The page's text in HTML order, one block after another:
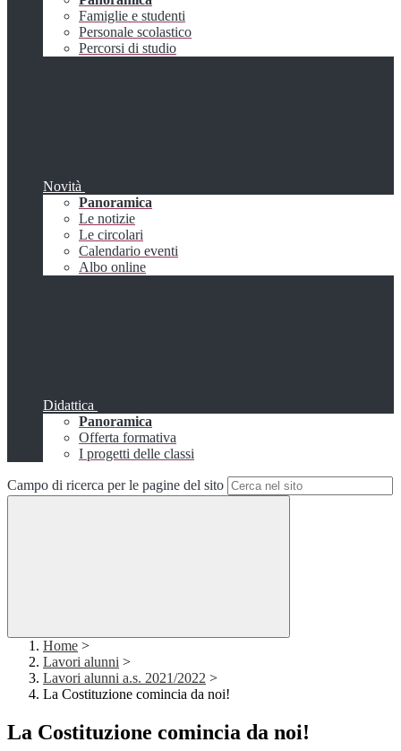
Famiglie e studenti
Personale scolastico
Percorsi di studio
Novità
Panoramica
Le notizie
Le circolari
Calendario eventi
Albo online
Didattica
Panoramica
Offerta formativa
I progetti delle classi
Campo di ricerca per le pagine del sito
Home >
Lavori alunni >
Lavori alunni a.s. 2021/2022 >
La Costituzione comincia da noi!
La Costituzione comincia da noi!